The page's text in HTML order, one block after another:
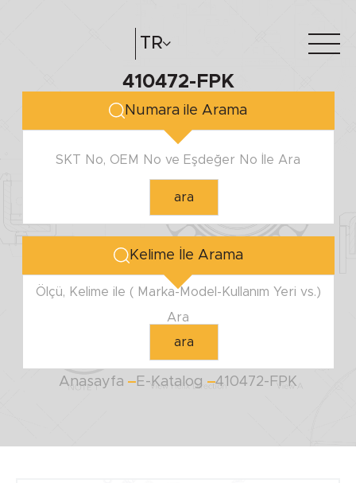
TR
Hakkımızda e-katalog
410472-FPK
Numara ile Arama
SKT No, OEM No ve Eşdeğer No İle Ara
ara
Kelime İle Arama
Ölçü, Kelime ile ( Marka-Model-Kullanım Yeri vs.)
Ara
ara
Anasayfa E-Katalog 410472-FPK